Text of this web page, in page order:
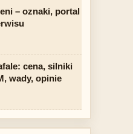
– oznaki, portal
cena, silniki
wady, opinie